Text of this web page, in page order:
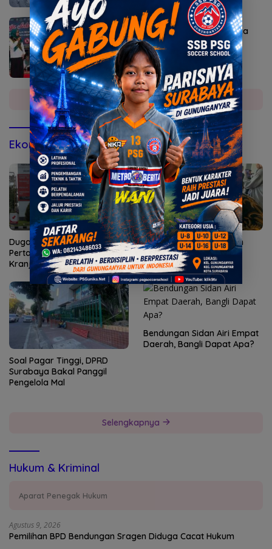
Agustus 7, 2026
Bunda Genre Mojokerto Ingatkan Remaja
Bahaya Rokok
Selengkapnya
Ekonomi & Bisnis
Dugaan Penyalahgunaan
Pertalite Mencuat di
Kranjingan Jember
15 Tim Adu Cepat Makan
Nasi Goreng Jancuk
#ManganCuk 2026
Soal Pagar Tinggi, DPRD
Surabaya Bakal Panggil
Pengelola Mal
Bendungan Sidan Airi Empat
Daerah, Bangli Dapat Apa?
Selengkapnya
Hukum & Kriminal
Aparat Penegak Hukum
Agustus 9, 2026
Pemilihan BPD Bendungan Sragen Diduga Cacat Hukum